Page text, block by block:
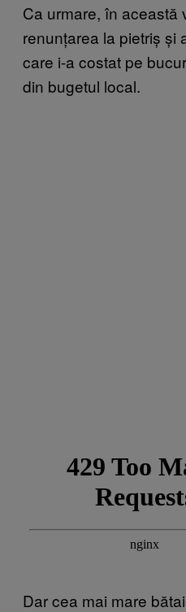
Ca urmare, în această
renunțarea la pietriș și
care i-a costat pe
din bugetul local.
Dar cea mai mare